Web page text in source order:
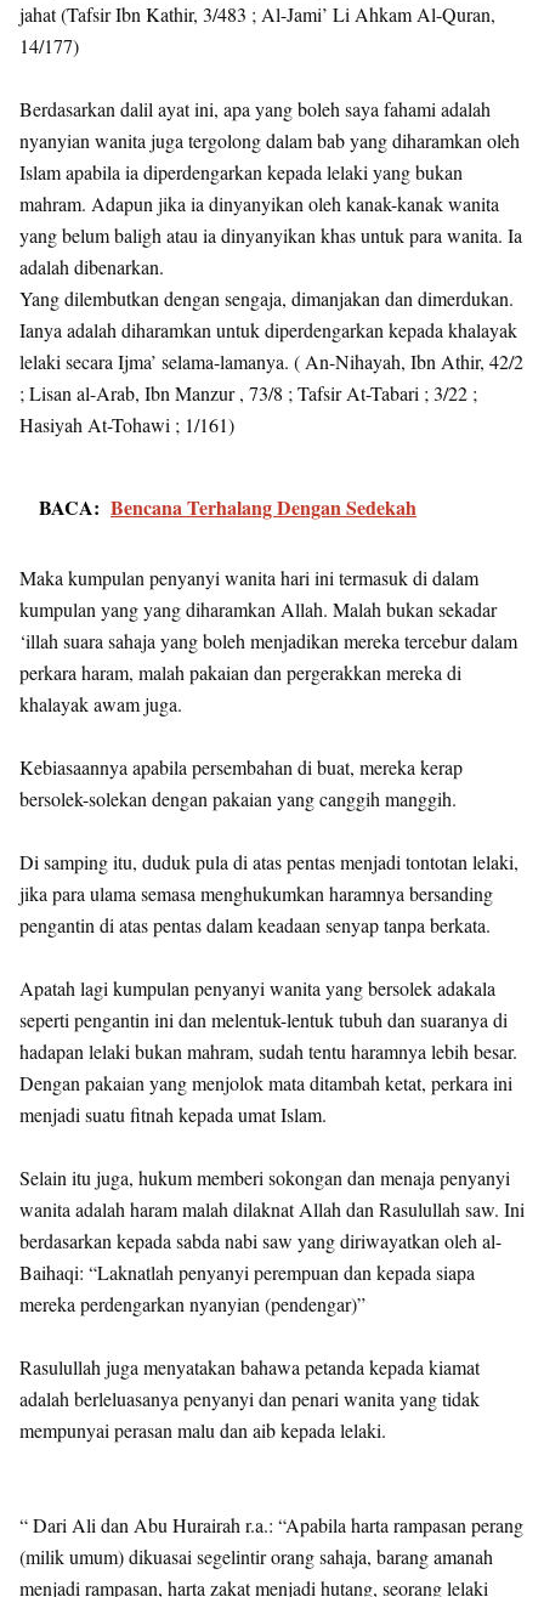
jahat (Tafsir Ibn Kathir, 3/483 ; Al-Jami’ Li Ahkam Al-Quran,
14/177)
Berdasarkan dalil ayat ini, apa yang boleh saya fahami adalah
nyanyian wanita juga tergolong dalam bab yang diharamkan oleh
Islam apabila ia diperdengarkan kepada lelaki yang bukan
mahram. Adapun jika ia dinyanyikan oleh kanak-kanak wanita
yang belum baligh atau ia dinyanyikan khas untuk para wanita. Ia
adalah dibenarkan.
Yang dilembutkan dengan sengaja, dimanjakan dan dimerdukan.
Ianya adalah diharamkan untuk diperdengarkan kepada khalayak
lelaki secara Ijma’ selama-lamanya. ( An-Nihayah, Ibn Athir, 42/2
; Lisan al-Arab, Ibn Manzur , 73/8 ; Tafsir At-Tabari ; 3/22 ;
Hasiyah At-Tohawi ; 1/161)
BACA: Bencana Terhalang Dengan Sedekah
Maka kumpulan penyanyi wanita hari ini termasuk di dalam
kumpulan yang yang diharamkan Allah. Malah bukan sekadar
‘illah suara sahaja yang boleh menjadikan mereka tercebur dalam
perkara haram, malah pakaian dan pergerakkan mereka di
khalayak awam juga.
Kebiasaannya apabila persembahan di buat, mereka kerap
bersolek-solekan dengan pakaian yang canggih manggih.
Di samping itu, duduk pula di atas pentas menjadi tontotan lelaki,
jika para ulama semasa menghukumkan haramnya bersanding
pengantin di atas pentas dalam keadaan senyap tanpa berkata.
Apatah lagi kumpulan penyanyi wanita yang bersolek adakala
seperti pengantin ini dan melentuk-lentuk tubuh dan suaranya di
hadapan lelaki bukan mahram, sudah tentu haramnya lebih besar.
Dengan pakaian yang menjolok mata ditambah ketat, perkara ini
menjadi suatu fitnah kepada umat Islam.
Selain itu juga, hukum memberi sokongan dan menaja penyanyi
wanita adalah haram malah dilaknat Allah dan Rasulullah saw. Ini
berdasarkan kepada sabda nabi saw yang diriwayatkan oleh al-
Baihaqi: “Laknatlah penyanyi perempuan dan kepada siapa
mereka perdengarkan nyanyian (pendengar)”
Rasulullah juga menyatakan bahawa petanda kepada kiamat
adalah berleluasanya penyanyi dan penari wanita yang tidak
mempunyai perasan malu dan aib kepada lelaki.
“ Dari Ali dan Abu Hurairah r.a.: “Apabila harta rampasan perang
(milik umum) dikuasai segelintir orang sahaja, barang amanah
menjadi rampasan, harta zakat menjadi hutang, seorang lelaki